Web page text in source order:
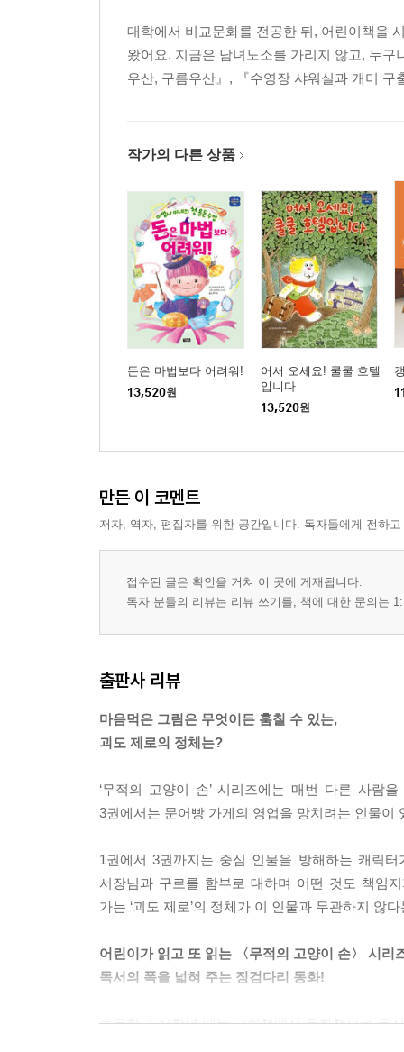
대학에서 비교문화를 전공한 뒤, 어린이책을
왔어요. 지금은 남녀노소를 가리지 않고, 누
우산, 구름우산』, 『수영장 샤워실과 개미
작가의 다른 상품
돈은 마법보다 어려워!
13,520원
어서 오세요! 쿨쿨 호텔
입니다
13,520원
만든 이 코멘트
저자, 역자, 편집자를 위한 공간입니다. 독자들에게 전하
접수된 글은 확인을 거쳐 이 곳에 게재됩니다.
독자 분들의 리뷰는 리뷰 쓰기를, 책에 대한 문의는
출판사 리뷰
마음먹은 그림은 무엇이든 훔칠 수 있는,
괴도 제로의 정체는?
‘무적의 고양이 손’ 시리즈에는 매번 다른 사람
3권에서는 문어빵 가게의 영업을 망치려는 인물
1권에서 3권까지는 중심 인물을 방해하는 캐릭
서장님과 구로를 함부로 대하며 어떤 것도 책임
가는 ‘괴도 제로’의 정체가 이 인물과 무관하지 않
어린이가 읽고 또 읽는 〈무적의 고양이 손〉 시리
독서의 폭을 넓혀 주는 징검다리 동화!
초등학교 저학년 때는 그림책에서 동화책으로 독